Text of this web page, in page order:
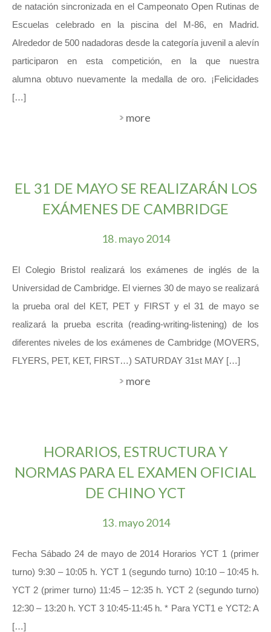
de natación sincronizada en el Campeonato Open Rutinas de
Escuelas celebrado en la piscina del M-86, en Madrid.
Alrededor de 500 nadadoras desde la categoría juvenil a alevín
participaron en esta competición, en la que nuestra
alumna obtuvo nuevamente la medalla de oro. ¡Felicidades
[…]
more
EL 31 DE MAYO SE REALIZARÁN LOS
EXÁMENES DE CAMBRIDGE
18. mayo2014
El Colegio Bristol realizará los exámenes de inglés de la
Universidad de Cambridge. El viernes 30 de mayo se realizará
la prueba oral del KET, PET y FIRST y el 31 de mayo se
realizará la prueba escrita (reading-writing-listening) de los
diferentes niveles de los exámenes de Cambridge (MOVERS,
FLYERS, PET, KET, FIRST…) SATURDAY 31st MAY […]
more
HORARIOS, ESTRUCTURA Y
NORMAS PARA EL EXAMEN OFICIAL
DE CHINO YCT
13. mayo2014
Fecha Sábado 24 de mayo de 2014 Horarios YCT 1 (primer
turno) 9:30 – 10:05 h. YCT 1 (segundo turno) 10:10 – 10:45 h.
YCT 2 (primer turno) 11:45 – 12:35 h. YCT 2 (segundo turno)
12:30 – 13:20 h. YCT 3 10:45-11:45 h. * Para YCT1 e YCT2: A
[…]